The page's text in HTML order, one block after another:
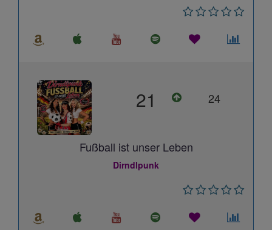
21 24
Fußball ist unser Leben
Dirndlpunk